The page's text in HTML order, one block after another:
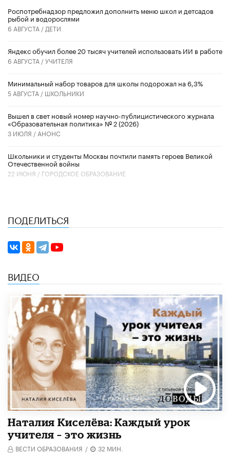
Роспотребнадзор предложил дополнить меню школ и детсадов
рыбой и водорослями
6 АВГУСТА / ДЕТИ
​Яндекс обучил более 20 тысяч учителей использовать ИИ в работе
6 АВГУСТА /УЧИТЕЛЯ
Минимальный набор товаров для школы подорожал на 6,3%
5 АВГУСТА / ШКОЛЬНИКИ
Вышел в свет новый номер научно-публицистического журнала
«Образовательная политика» № 2 (2026)
3 ИЮЛЯ / АНОНС
Школьники и студенты Москвы почтили память героев Великой
Отечественной войны
22 ИЮНЯ / ГОРОДСКОЕ ОБРАЗОВАНИЕ
ПОДЕЛИТЬСЯ
ВИДЕО
Наталия Киселёва: Каждый урок
учителя – это жизнь
ВЕСТИ ОБРАЗОВАНИЯ / 32 МИН.